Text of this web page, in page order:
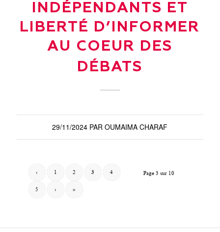
INDÉPENDANTS ET
LIBERTÉ D’INFORMER
AU COEUR DES
DÉBATS
29/11/2024 PAROUMAIMA CHARAF
Page 3 sur 10
‹ 1 2 3 4
5 › »